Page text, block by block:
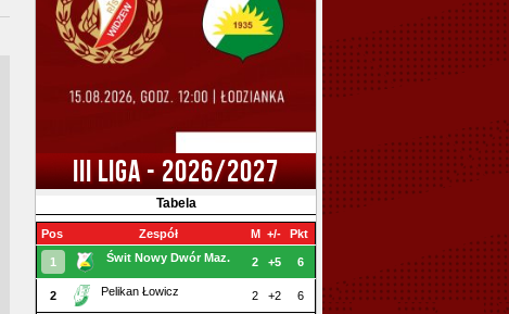
III LIGA - 2026/2027
Tabela
Pos Zespół M +/- Pkt
1 Świt Nowy Dwór Maz. 2 +5 6
2 Pelikan Łowicz 2 +2 6